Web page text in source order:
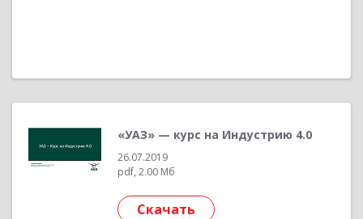
«УАЗ» — курс на Индустрию 4.0
26.07.2019
pdf, 2.00 Мб
Скачать